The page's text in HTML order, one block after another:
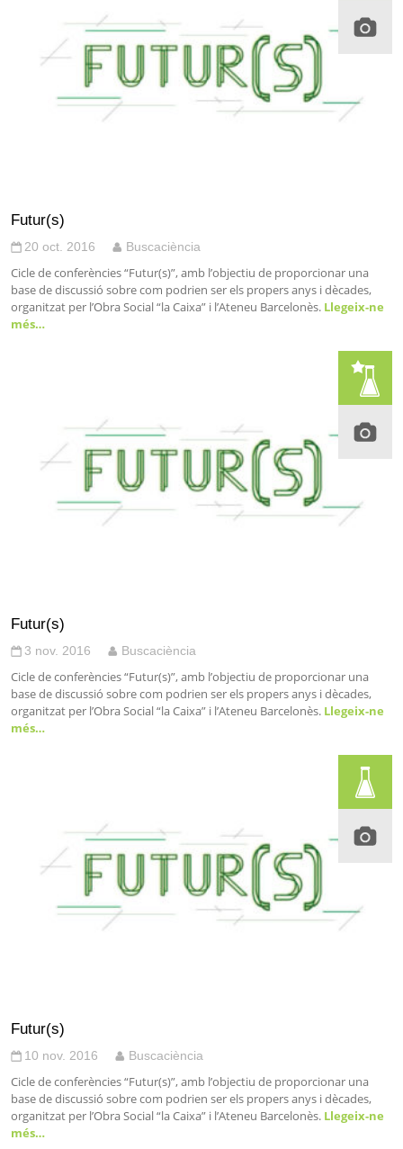
Futur(s)
20 oct. 2016 Buscaciència
Cicle de conferències “Futur(s)”, amb l’objectiu de proporcionar una
base de discussió sobre com podrien ser els propers anys i dècades,
organitzat per l’Obra Social “la Caixa” i l’Ateneu Barcelonès. Llegeix-ne
més…
Futur(s)
3 nov. 2016 Buscaciència
Cicle de conferències “Futur(s)”, amb l’objectiu de proporcionar una
base de discussió sobre com podrien ser els propers anys i dècades,
organitzat per l’Obra Social “la Caixa” i l’Ateneu Barcelonès. Llegeix-ne
més…
Futur(s)
10 nov. 2016 Buscaciència
Cicle de conferències “Futur(s)”, amb l’objectiu de proporcionar una
base de discussió sobre com podrien ser els propers anys i dècades,
organitzat per l’Obra Social “la Caixa” i l’Ateneu Barcelonès. Llegeix-ne
més…